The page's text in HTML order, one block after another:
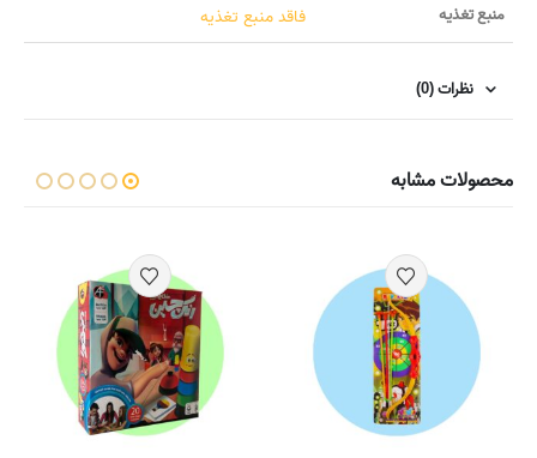
منبع تغذیه فاقد منبع تغذیه
نظرات (0)
محصولات مشابه